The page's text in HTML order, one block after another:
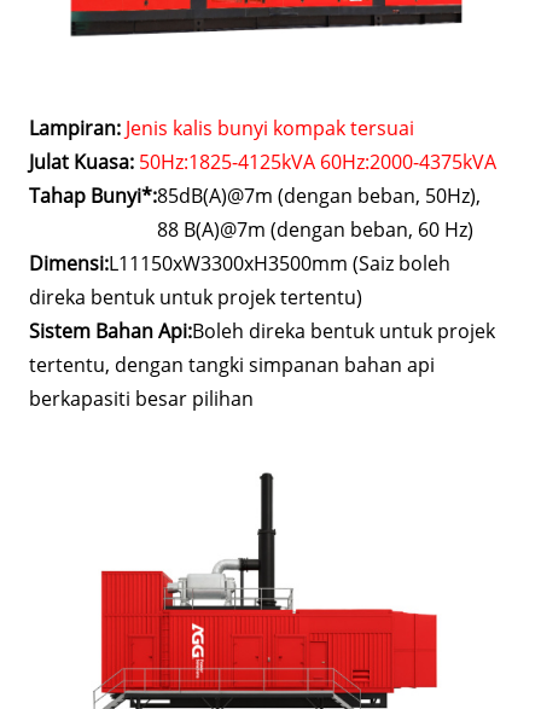
Lampiran: Jenis kalis bunyi kompak tersuai
Julat Kuasa: 50Hz:1825-4125kVA 60Hz:2000-4375kVA
Tahap Bunyi*:85dB(A)@7m (dengan beban, 50Hz),
88 B(A)@7m (dengan beban, 60 Hz)
Dimensi:L11150xW3300xH3500mm (Saiz boleh
direka bentuk untuk projek tertentu)
Sistem Bahan Api:Boleh direka bentuk untuk projek
tertentu, dengan tangki simpanan bahan api
berkapasiti besar pilihan